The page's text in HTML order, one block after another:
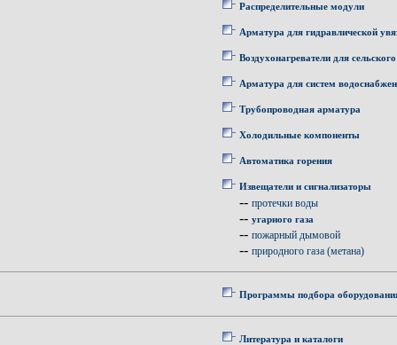
Распределительные модули
Арматура для гидравлической
Воздухонагреватели для
Арматура для систем
Трубопроводная арматура
Холодильные компоненты
Автоматика горения
Извещатели и сигнализаторы
-- протечки воды
-- угарного газа
-- пожарный дымовой
-- природного газа (метана)
Программы подбора
Литература и каталоги